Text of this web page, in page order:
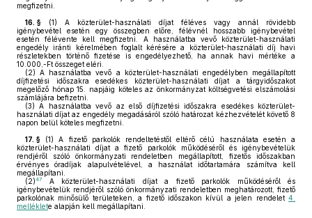
megfizetni.
16. § (1) A közterület-használati díjat féléves vagy annál rövidebb
igénybevétel esetén egy összegben előre, félévnél hosszabb igénybevétel
esetén félévente kell megfizetni. A használatba vevő közterület-használati
engedély iránti kérelmében foglalt kérésére a közterület-használati díj havi
részletekben történő fizetése is engedélyezhető, ha annak havi mértéke a
10.000,-Ft összeget eléri.
(2) A használatba vevő a közterület-használati engedélyben megállapított
díjfizetési időszakra esedékes közterület-használati díjat a tárgyidőszakot
megelőző hónap 15. napjáig köteles az önkormányzat költségvetési elszámolási
számlájára befizetni.
(3) A használatba vevő az első díjfizetési időszakra esedékes közterület-
használati díjat az engedély megadásáról szóló határozat kézhezvételét követő 8
napon belül köteles megfizetni.
17. § (1)
A fizető parkolók rendeltetéstől eltérő célú használata esetén a
közterület-használati díjat a fizető parkolók működéséről és igénybevételük
rendjéről szóló önkormányzati rendeletben megállapított, fizetős időszakban
érvényes óradíjak alapulvételével, a használat időtartamára számítva kell
megállapítani.
(2)47
A közterület-használati díjat a fizető parkolók működéséről és
igénybevételük rendjéről szóló önkormányzati rendeletben meghatározott, fizető
parkolónak minősülő területeken, a fizető időszakon kívül a jelen rendelet 4.
melléklete alapján kell megállapítani.